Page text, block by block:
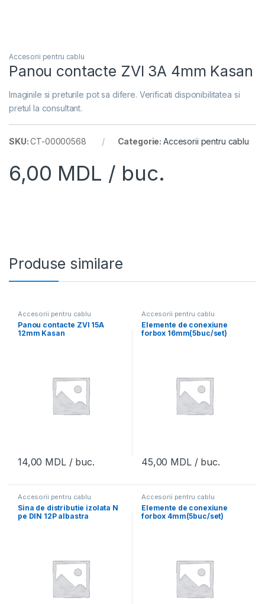
Accesorii pentru cablu
Panou contacte ZVI 3A 4mm Kasan
Imaginile si preturile pot sa difere. Verificati disponibilitatea si
pretul la consultant.
SKU:CT-00000568 Categorie: Accesorii pentru cablu
6,00 MDL / buc.
Produse similare
Accesorii pentru cablu
Panou contacte ZVI 15A
12mm Kasan
14,00 MDL/ buc.
Accesorii pentru cablu
Elemente de conexiune
forbox 16mm(5buc/set)
45,00 MDL/ buc.
Accesorii pentru cablu
Sina de distributie izolata N
pe DIN 12P albastra
Accesorii pentru cablu
Elemente de conexiune
forbox 4mm(5buc/set)